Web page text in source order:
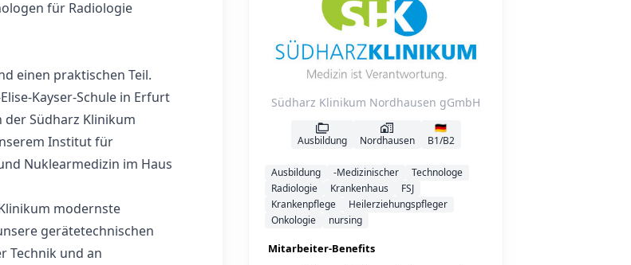
für Radiologie
einen praktischen Teil.
Kayser-Schule in Erfurt
Südharz Klinikum
Institut für
Nuklearmedizin im Haus
modernste
gerätetechnischen
Technik und an
Südharz Klinikum Nordhausen gGmbH
Ausbildung Nordhausen
🇩🇪
B1/B2
Ausbildung -Medizinischer
Technologe
Radiologie
Krankenhaus
FSJ
Krankenpflege
Heilerziehungspfleger
Onkologie
nursing
Mitarbeiter-Benefits